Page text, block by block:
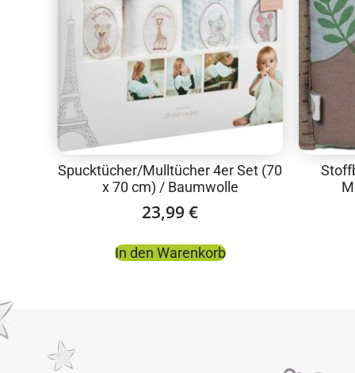
Spucktücher/Mulltücher 4er Set (70
x 70 cm) / Baumwolle
23,99 €
In den Warenkorb